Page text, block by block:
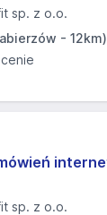
sp. z o.o.
- 12km)
sp. z o.o.